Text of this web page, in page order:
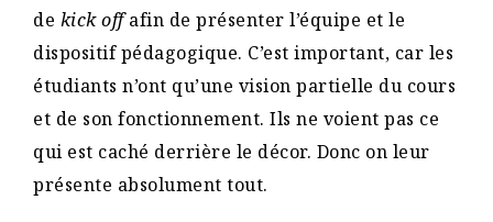
de kick offafin de présenter l’équipe et le
dispositif pédagogique. C’est important, car les
étudiants n’ont qu’une vision partielle du cours
et de son fonctionnement. Ils ne voient pas ce
qui est caché derrière le décor. Donc on leur
présente absolument tout.